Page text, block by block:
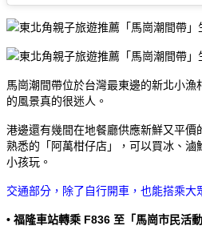
馬崗潮間帶位於台灣最東邊的新北小
的風景真的很迷人。
港邊還有幾間在地餐廳供應新鮮又平價
熟悉的「阿萬柑仔店」，可以買冰、滷
小孩玩。
交通部分，除了自行開車，也能搭乘大
• 福隆車站轉乘 F836 至「馬崗市民活